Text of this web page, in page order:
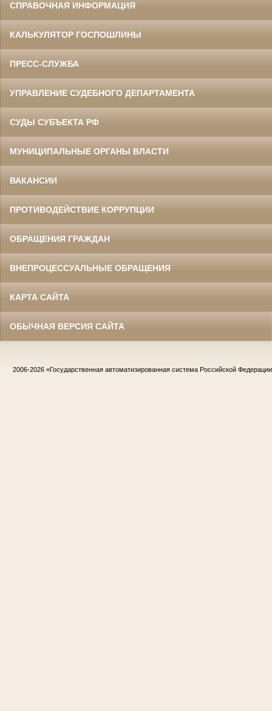
СПРАВОЧНАЯ ИНФОРМАЦИЯ
КАЛЬКУЛЯТОР ГОСПОШЛИНЫ
ПРЕСС-СЛУЖБА
УПРАВЛЕНИЕ СУДЕБНОГО ДЕПАРТАМЕНТА
СУДЫ СУБЪЕКТА РФ
МУНИЦИПАЛЬНЫЕ ОРГАНЫ ВЛАСТИ
ВАКАНСИИ
ПРОТИВОДЕЙСТВИЕ КОРРУПЦИИ
ОБРАЩЕНИЯ ГРАЖДАН
ВНЕПРОЦЕССУАЛЬНЫЕ ОБРАЩЕНИЯ
КАРТА САЙТА
ОБЫЧНАЯ ВЕРСИЯ САЙТА
2006-2026 «Государственная автоматизированная система Российской